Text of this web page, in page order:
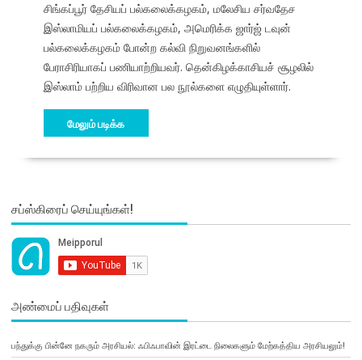
சிங்கப்பூர் தேசியப் பல்கலைக்கழகம், மலேசிய சர்வதேச
இஸ்லாமியப் பல்கலைக்கழகம், அமெரிக்க ஜார்ஜ் டவுன்
பல்கலைக்கழகம் போன்ற கல்வி நிறுவனங்களில்
பேராசிரியாகப் பணியாற்றியவர். தென்கிழக்காசியச் சூழலில்
இஸ்லாம் பற்றிய விரிவான பல நூல்களை எழுதியுள்ளார்.
மேலும் படிக்க
சப்ஸ்கிரைப் செய்யுங்கள்!
அண்மைப் பதிவுகள்
பந்துக்கு பின்னே நகரும் அரசியல்: ஃபிஃபாவின் இரட்டை நிலைகளும் மேற்கத்திய அரசியலும்!